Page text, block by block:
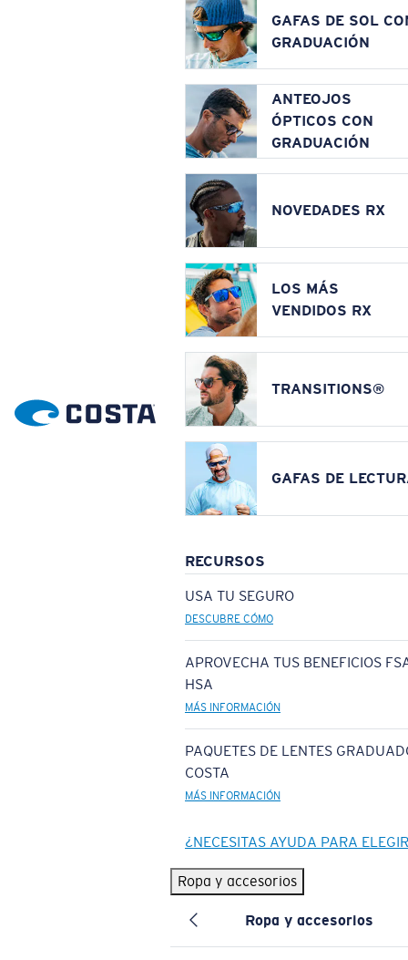
GAFAS DE SOL
GRADUACIÓN
ANTEOJOS
ÓPTICOS CON
GRADUACIÓN
NOVEDADES RX
LOS MÁS
VENDIDOS RX
TRANSITIONS®
GAFAS DE
RECURSOS
USA TU SEGURO
DESCUBRE CÓMO
APROVECHA TUS BENEFICIOS
HSA
MÁS INFORMACIÓN
PAQUETES DE LENTES
COSTA
MÁS INFORMACIÓN
¿NECESITAS AYUDA PARA
Ropa y accesorios
Ropa y accesorios